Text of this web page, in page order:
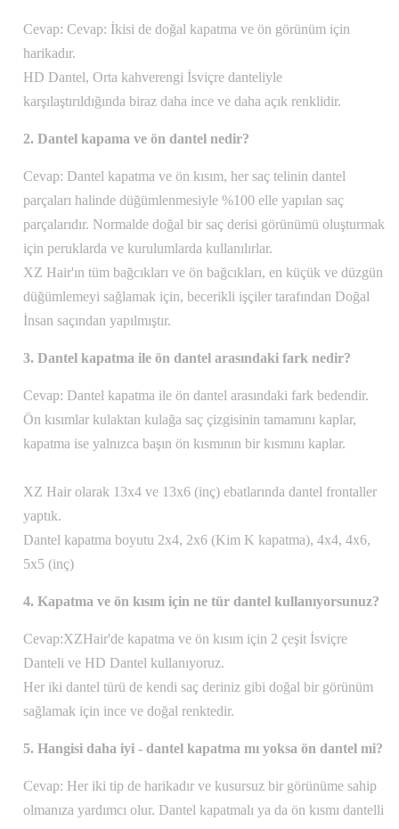
Cevap: Cevap: İkisi de doğal kapatma ve ön görünüm için
harikadır.
HD Dantel, Orta kahverengi İsviçre danteliyle
karşılaştırıldığında biraz daha ince ve daha açık renklidir.
2. Dantel kapama ve ön dantel nedir?
Cevap: Dantel kapatma ve ön kısım, her saç telinin dantel
parçaları halinde düğümlenmesiyle %100 elle yapılan saç
parçalarıdır. Normalde doğal bir saç derisi görünümü oluşturmak
için peruklarda ve kurulumlarda kullanılırlar.
XZ Hair'ın tüm bağcıkları ve ön bağcıkları, en küçük ve düzgün
düğümlemeyi sağlamak için, becerikli işçiler tarafından Doğal
İnsan saçından yapılmıştır.
3. Dantel kapatma ile ön dantel arasındaki fark nedir?
Cevap: Dantel kapatma ile ön dantel arasındaki fark bedendir.
Ön kısımlar kulaktan kulağa saç çizgisinin tamamını kaplar,
kapatma ise yalnızca başın ön kısmının bir kısmını kaplar.
XZ Hair olarak 13x4 ve 13x6 (inç) ebatlarında dantel frontaller
yaptık.
Dantel kapatma boyutu 2x4, 2x6 (Kim K kapatma), 4x4, 4x6,
5x5 (inç)
4. Kapatma ve ön kısım için ne tür dantel kullanıyorsunuz?
Cevap:XZHair'de kapatma ve ön kısım için 2 çeşit İsviçre
Danteli ve HD Dantel kullanıyoruz.
Her iki dantel türü de kendi saç deriniz gibi doğal bir görünüm
sağlamak için ince ve doğal renktedir.
5. Hangisi daha iyi - dantel kapatma mı yoksa ön dantel mi?
Cevap: Her iki tip de harikadır ve kusursuz bir görünüme sahip
olmanıza yardımcı olur. Dantel kapatmalı ya da ön kısmı dantelli